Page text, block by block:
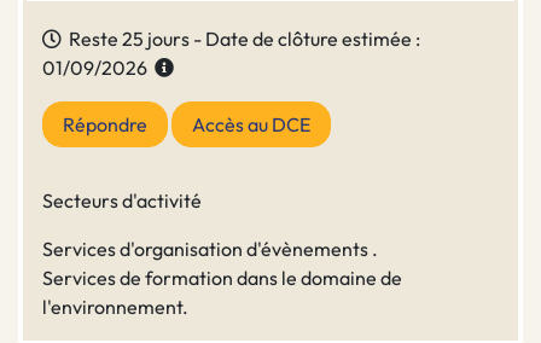
Reste 25 jours - Date de clôture estimée :
01/09/2026
Répondre Accès au DCE
Secteurs d'activité
Services d'organisation d'évènements .
Services de formation dans le domaine de
l'environnement.